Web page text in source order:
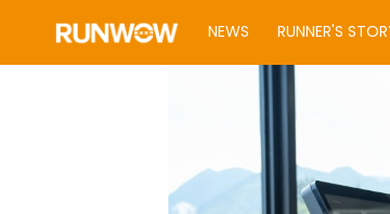
NEWS RUNNER'S